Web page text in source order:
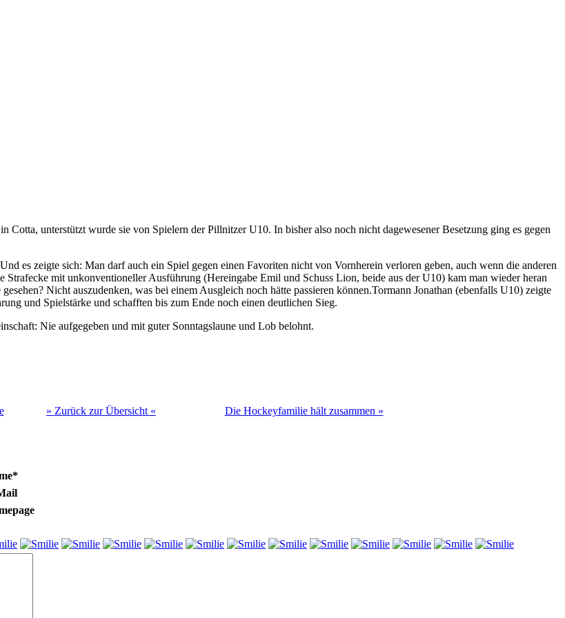
unterstützt wurde sie von Spielern der Pillnitzer U10. In bisher also noch nicht dagewesener Besetzung ging es gegen
es zeigte sich: Man darf auch ein Spiel gegen einen Favoriten nicht von Vornherein verloren geben, auch wenn die anderen
mit unkonventioneller Ausführung (Hereingabe Emil und Schuss Lion, beide aus der U10) kam man wieder heran
Nicht auszudenken, was bei einem Ausgleich noch hätte passieren können.Tormann Jonathan (ebenfalls U10) zeigte
und Spielstärke und schafften bis zum Ende noch einen deutlichen Sieg.
Nie aufgegeben und mit guter Sonntagslaune und Lob belohnt.
» Zurück zur Übersicht « Die Hockeyfamilie hält zusammen »